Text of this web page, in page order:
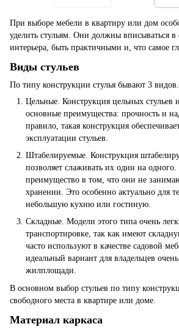
При выборе мебели в квартиру или дом
уделить стульям. Они должны вписываться
интерьера, быть практичными и, что самое
Виды стульев
По типу конструкции стулья бывают 3 видов.
Цельные. Конструкция цельных стульев
основные преимущества: прочность и
правило, такая конструкция
эксплуатации стульев.
Штабелируемые. Конструкция
позволяет слаживать их один на
преимущество в том, что они не
хранении. Это особенно актуально для
небольшую кухню или гостиную.
Складные. Модели этого типа очень
транспортировке, так как имеют
часто используют в качестве садовой
идеальный вариант для владельцев
жилплощади.
В основном выбор стульев по типу
свободного места в квартире или доме.
Материал каркаса